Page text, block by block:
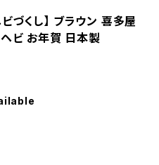
づくし】 ブラウン 喜多屋
ビ お年賀 日本製